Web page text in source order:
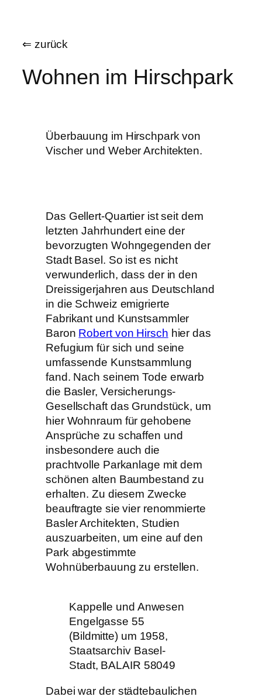
Inhalt⇐ zurück
Wohnen im Hirschpark
Überbauung im Hirschpark von
Vischer und Weber Architekten.
Das Gellert-Quartier ist seit dem
letzten Jahrhundert eine der
bevorzugten Wohngegenden der
Stadt Basel. So ist es nicht
verwunderlich, dass der in den
Dreissigerjahren aus Deutschland
in die Schweiz emigrierte
Fabrikant und Kunstsammler
Baron Robert von Hirsch hier das
Refugium für sich und seine
umfassende Kunstsammlung
fand. Nach seinem Tode erwarb
die Basler, Versicherungs-
Gesellschaft das Grundstück, um
hier Wohnraum für gehobene
Ansprüche zu schaffen und
insbesondere auch die
prachtvolle Parkanlage mit dem
schönen alten Baumbestand zu
erhalten. Zu diesem Zwecke
beauftragte sie vier renommierte
Basler Architekten, Studien
auszuarbeiten, um eine auf den
Park abgestimmte
Wohnüberbauung zu erstellen.
Kappelle und Anwesen
Engelgasse 55
(Bildmitte) um 1958,
Staatsarchiv Basel-
Stadt, BALAIR 58049
Dabei war der städtebaulichen